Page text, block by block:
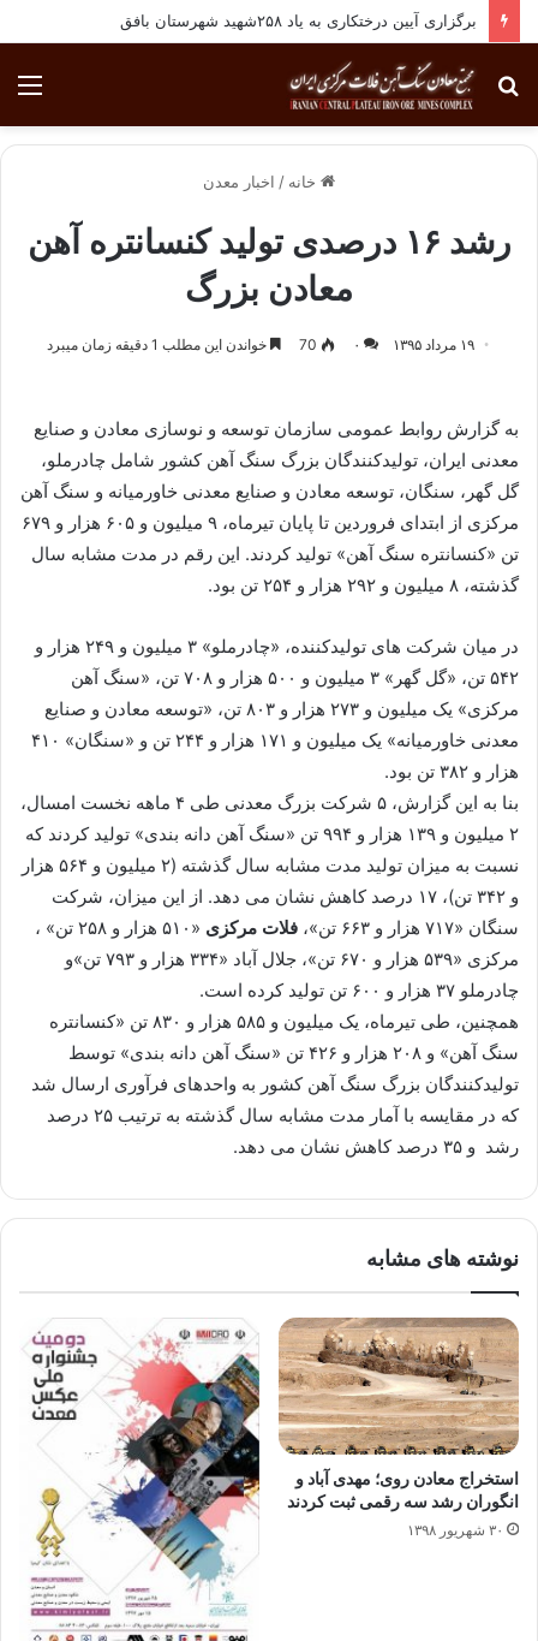
برگزاری آیین درختکاری به یاد ۲۵۸شهید شهرستان بافق
جستجو
برای
خانه / اخبار معدن
رشد ۱۶ درصدی تولید کنسانتره آهن
معادن بزرگ
۱۹ مرداد ۱۳۹۵ ۰ 70 خواندن این مطلب 1 دقیقه زمان میبرد
به گزارش روابط عمومی سازمان توسعه و نوسازی معادن و صنایع
معدنی ایران، تولیدکنندگان بزرگ سنگ آهن کشور شامل چادرملو،
گل گهر، سنگان، توسعه معادن و صنایع معدنی خاورمیانه و سنگ آهن
مرکزی از ابتدای فروردین تا پایان تیرماه، ۹ میلیون و ۶۰۵ هزار و ۶۷۹
تن «کنسانتره سنگ آهن» تولید کردند. این رقم در مدت مشابه سال
گذشته، ۸ میلیون و ۲۹۲ هزار و ۲۵۴ تن بود.
در میان شرکت های تولیدکننده، «چادرملو» ۳ میلیون و ۲۴۹ هزار و
۵۴۲ تن، «گل گهر» ۳ میلیون و ۵۰۰ هزار و ۷۰۸ تن، «سنگ آهن
مرکزی» یک میلیون و ۲۷۳ هزار و ۸۰۳ تن، «توسعه معادن و صنایع
معدنی خاورمیانه» یک میلیون و ۱۷۱ هزار و ۲۴۴ تن و «سنگان» ۴۱۰
هزار و ۳۸۲ تن بود.
بنا به این گزارش، ۵ شرکت بزرگ معدنی طی ۴ ماهه نخست امسال،
۲ میلیون و ۱۳۹ هزار و ۹۹۴ تن «سنگ آهن دانه بندی» تولید کردند که
نسبت به میزان تولید مدت مشابه سال گذشته (۲ میلیون و ۵۶۴ هزار
و ۳۴۲ تن)، ۱۷ درصد کاهش نشان می دهد. از این میزان، شرکت
سنگان «۷۱۷ هزار و ۶۶۳ تن»،
فلات مرکزی
«۵۱۰ هزار و ۲۵۸ تن» ،
مرکزی «۵۳۹ هزار و ۶۷۰ تن»، جلال آباد «۳۳۴ هزار و ۷۹۳ تن»و
چادرملو ۳۷ هزار و ۶۰۰ تن تولید کرده است.
همچنین، طی تیرماه، یک میلیون و ۵۸۵ هزار و ۸۳۰ تن «کنسانتره
سنگ آهن» و ۲۰۸ هزار و ۴۲۶ تن «سنگ آهن دانه بندی» توسط
تولیدکنندگان بزرگ سنگ آهن کشور به واحدهای فرآوری ارسال شد
که در مقایسه با آمار مدت مشابه سال گذشته به ترتیب ۲۵ درصد
رشد و ۳۵ درصد کاهش نشان می دهد.
نوشته های مشابه
استخراج معادن روی؛ مهدی آباد و
انگوران رشد سه رقمی ثبت کردند
۳۰ شهریور ۱۳۹۸